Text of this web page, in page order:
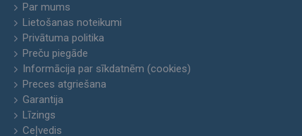
Par mums
Lietošanas noteikumi
Privātuma politika
Preču piegāde
Informācija par sīkdatnēm (cookies)
Preces atgriešana
Garantija
Līzings
Ceļvedis